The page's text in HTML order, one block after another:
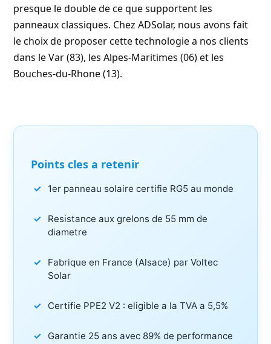
presque le double de ce que supportent les
panneaux classiques. ChezADSolar, nous avons fait
le choix de proposer cette technologie a nos clients
dans le Var (83), les Alpes-Maritimes (06) et les
Bouches-du-Rhone (13).
Points cles a retenir
1er panneau solaire certifie RG5 au monde
Resistance aux grelons de 55 mm de
diametre
Fabrique en France (Alsace) par Voltec
Solar
Certifie PPE2 V2 : eligible a la TVA a 5,5%
Garantie 25 ans avec 89% de performance